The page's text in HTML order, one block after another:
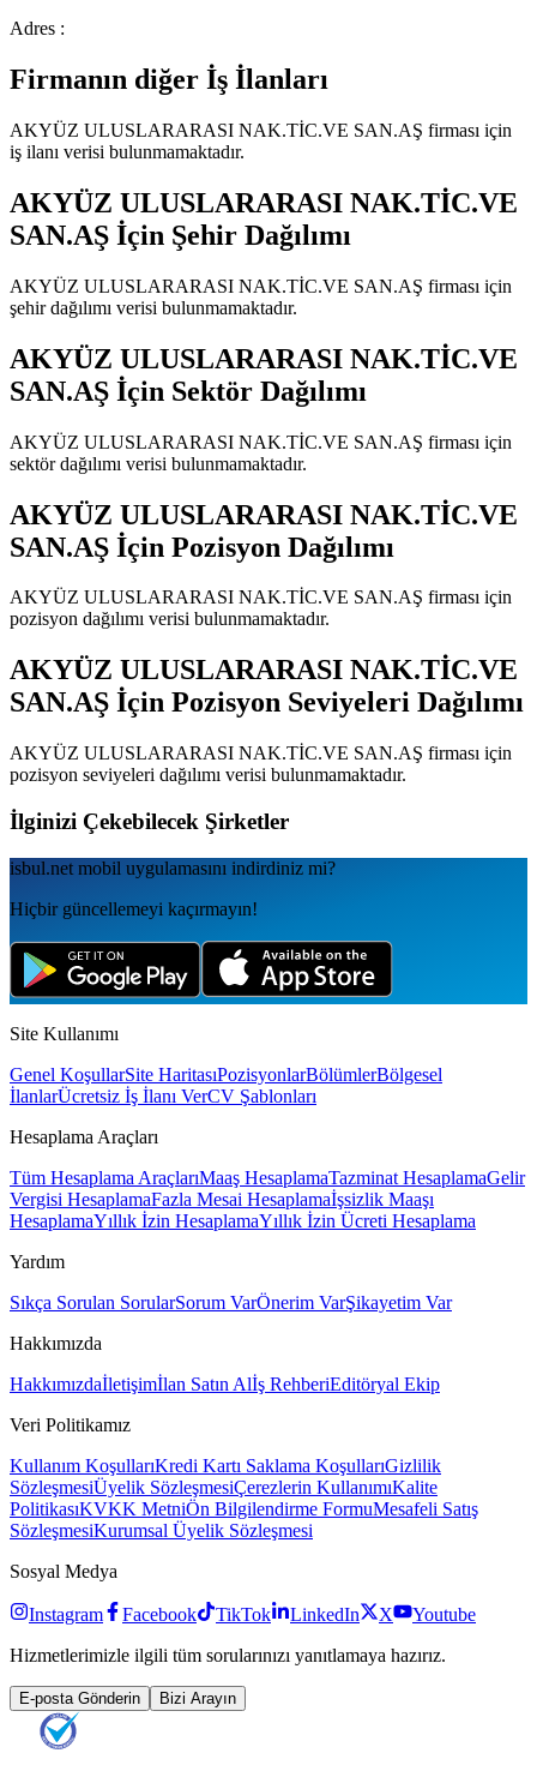
Adres :
Firmanın diğer İş İlanları
AKYÜZ ULUSLARARASI NAK.TİC.VE SAN.AŞ firması için
iş ilanı verisi bulunmamaktadır.
AKYÜZ ULUSLARARASI NAK.TİC.VE
SAN.AŞ İçin Şehir Dağılımı
AKYÜZ ULUSLARARASI NAK.TİC.VE SAN.AŞ firması için
şehir dağılımı verisi bulunmamaktadır.
AKYÜZ ULUSLARARASI NAK.TİC.VE
SAN.AŞ İçin Sektör Dağılımı
AKYÜZ ULUSLARARASI NAK.TİC.VE SAN.AŞ firması için
sektör dağılımı verisi bulunmamaktadır.
AKYÜZ ULUSLARARASI NAK.TİC.VE
SAN.AŞ İçin Pozisyon Dağılımı
AKYÜZ ULUSLARARASI NAK.TİC.VE SAN.AŞ firması için
pozisyon dağılımı verisi bulunmamaktadır.
AKYÜZ ULUSLARARASI NAK.TİC.VE
SAN.AŞ İçin Pozisyon Seviyeleri Dağılımı
AKYÜZ ULUSLARARASI NAK.TİC.VE SAN.AŞ firması için
pozisyon seviyeleri dağılımı verisi bulunmamaktadır.
İlginizi Çekebilecek Şirketler
isbul.net mobil uygulamаsını indirdiniz mi?
Hiçbir güncellemeyi kaçırmayın!
Site Kullanımı
Genel KoşullarSite HaritasıPozisyonlarBölümlerBölgesel
İlanlarÜcretsiz İş İlanı VerCV Şablonları
Hesaplama Araçları
Tüm Hesaplama AraçlarıMaaş HesaplamaTazminat HesaplamaGelir
Vergisi HesaplamaFazla Mesai Hesaplamaİşsizlik Maaşı
HesaplamaYıllık İzin HesaplamaYıllık İzin Ücreti Hesaplama
Yardım
Sıkça Sorulan SorularSorum VarÖnerim VarŞikayetim Var
Hakkımızda
Hakkımızdaİletişimİlan Satın Alİş RehberiEditöryal Ekip
Veri Politikamız
Kullanım KoşullarıKredi Kartı Saklama KoşullarıGizlilik
SözleşmesiÜyelik SözleşmesiÇerezlerin KullanımıKalite
PolitikasıKVKK MetniÖn Bilgilendirme FormuMesafeli Satış
SözleşmesiKurumsal Üyelik Sözleşmesi
Sosyal Medya
Instagram Facebook TikTok LinkedIn X
Youtube
Hizmetlerimizle ilgili tüm sorularınızı yanıtlamaya hazırız.
E-posta Gönderin Bizi Arayın